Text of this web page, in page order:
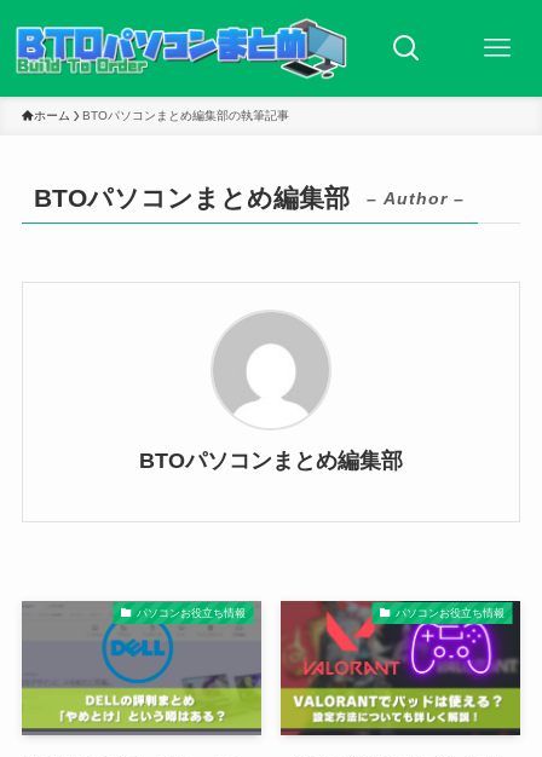
ホーム BTOパソコンまとめ編集部の執筆記事
BTOパソコンまとめ編集部 – Author –
BTOパソコンまとめ編集部
パソコンお役立ち情報 パソコンお役立ち情報